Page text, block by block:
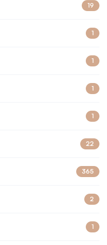
19
1
1
1
1
22
365
2
1